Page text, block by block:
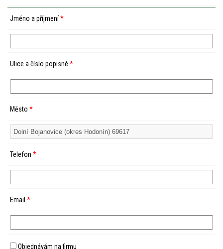
Jméno a příjmení*
Ulice a číslo popisné *
Město *
Telefon *
Email *
Objednávám na firmu